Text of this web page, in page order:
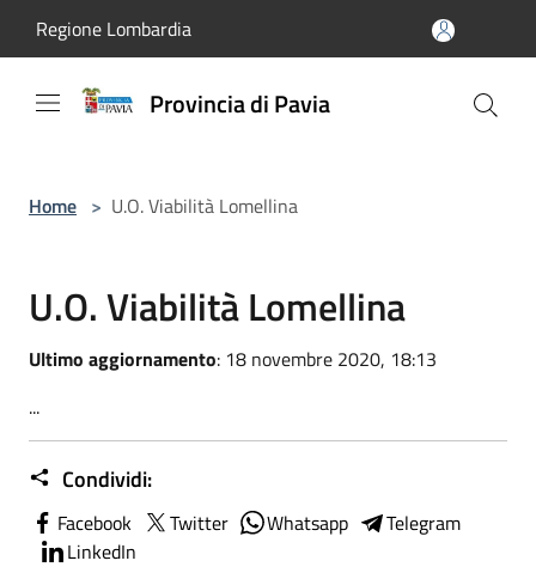
Regione Lombardia
Provincia di Pavia
Home > U.O. Viabilità Lomellina
U.O. Viabilità Lomellina
Ultimo aggiornamento: 18 novembre 2020, 18:13
...
Condividi:
Facebook Twitter Whatsapp
Telegram
LinkedIn